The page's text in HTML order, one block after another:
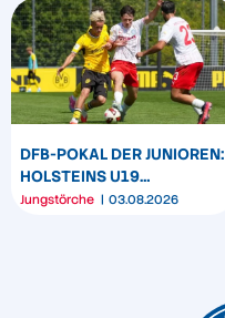
DFB-POKAL DER JUNIOREN:
HOLSTEINS U19
TRIUMPHIERT IN
Jungstörche 03.08.2026